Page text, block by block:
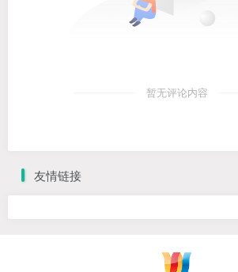
暂无评论内容
友情链接